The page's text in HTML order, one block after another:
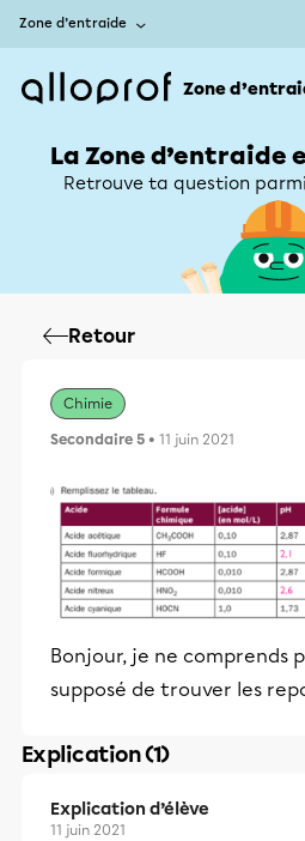
Zone d’entraide
Zone
La Zone d’entraide
Retrouve ta question
Retour
Chimie
Secondaire 5 • 11 juin 2021
Bonjour, je ne comprends
supposé de trouver les
Explication (1)
Explication d’élève
11 juin 2021